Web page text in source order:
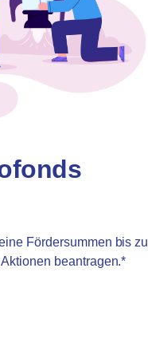
Fördersummen bis zu
beantragen.*